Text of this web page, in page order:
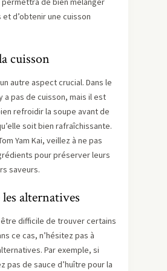
d’obtenir une cuisson
cuisson
autre aspect crucial. Dans le
a pas de cuisson, mais il est
refroidir la soupe avant de
soit bien rafraîchissante.
Yam Kai, veillez à ne pas
pour préserver leurs
saveurs.
alternatives
difficile de trouver certains
ce cas, n’hésitez pas à
Par exemple, si
pas de sauce d’huître pour la